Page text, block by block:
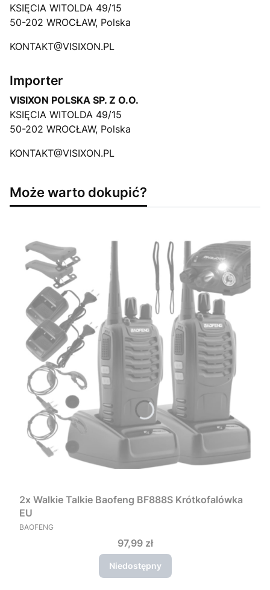
KSIĘCIA WITOLDA 49/15
50-202 WROCŁAW, Polska
KONTAKT@VISIXON.PL
Importer
VISIXON POLSKA SP. Z O.O.
KSIĘCIA WITOLDA 49/15
50-202 WROCŁAW, Polska
KONTAKT@VISIXON.PL
Może warto dokupić?
2x Walkie Talkie Baofeng BF888S Krótkofalówka
EU
PRODUCENT
BAOFENG
Cena
97,99 zł
Niedostępny